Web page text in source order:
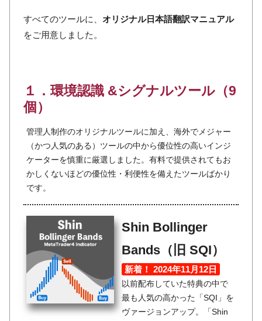
すべてのツールに、 オリジナル日本語翻訳マニュアル
をご用意しました。
１．環境認識 &シグナルツール（9
個）
管理人制作のオリジナルツールに加え、海外でメジャー
（かつ人気のある）ツールの中から優位性の高いインジ
ケーターを慎重に厳選しました。有料で提供されてもお
かしくないほどの優位性・利便性を備えたツールばかり
です。
Shin Bollinger
Bands（旧 SQI）
新着！ 2024年11月12日
以前配布していた特典の中で
最も人気の高かった「SQI」を
ヴァージョンアップ。「Shin